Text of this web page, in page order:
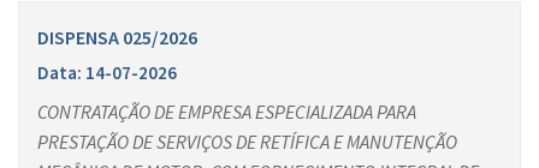
DISPENSA 025/2026
Data: 14-07-2026
CONTRATAÇÃO DE EMPRESA ESPECIALIZADA PARA
PRESTAÇÃO DE SERVIÇOS DE RETÍFICA E MANUTENÇÃO